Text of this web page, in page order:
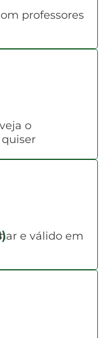
professores
o
e válido em